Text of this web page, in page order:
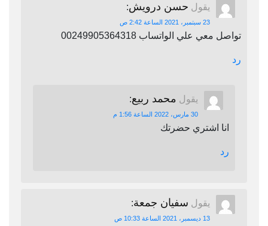
يقول حسن درويش:
23 سبتمبر، 2021 الساعة 2:42 ص
تواصل معي علي الواتساب 00249905364318
رد
يقول محمد ربيع:
30 مارس، 2022 الساعة 1:56 م
انا اشتري حضرتك
رد
يقول سفيان جمعة:
13 ديسمبر، 2021 الساعة 10:33 ص